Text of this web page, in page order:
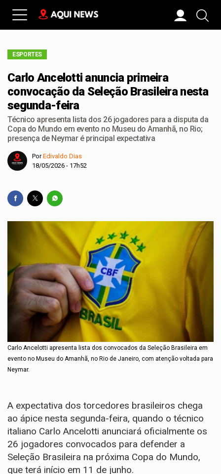
ESPORTES
Carlo Ancelotti anuncia primeira
convocação da Seleção Brasileira nesta
segunda-feira
Técnico apresenta lista dos 26 jogadores para a disputa da
Copa do Mundo em evento no Museu do Amanhã, no Rio;
presença de Neymar é principal expectativa
PorEdivaldo Dias
18/05/2026 - 17h52
Carlo Ancelotti apresenta lista dos convocados da Seleção Brasileira em
evento no Museu do Amanhã, no Rio de Janeiro, com atenção voltada para
Neymar.
A expectativa dos torcedores brasileiros chega
ao ápice nesta segunda-feira, quando o técnico
italiano Carlo Ancelotti anunciará oficialmente os
26 jogadores convocados para defender a
Seleção Brasileira na próxima Copa do Mundo,
que terá início em 11 de junho.